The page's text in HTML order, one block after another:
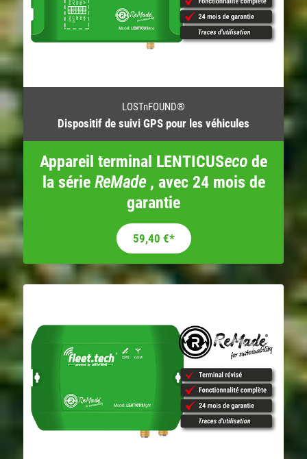
LOSTnFOUND®
Dispositif de suivi GPS pour les véhicules
Appareil terminal LENTICUSeco de
la série ReMade, avec 24 mois de
garantie
Le prix initial était : 99,00 €.
59,40 €Le prix actuel est : 59,40 €.
*